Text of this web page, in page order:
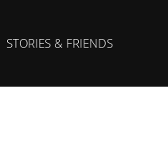
STORIES & FRIENDS